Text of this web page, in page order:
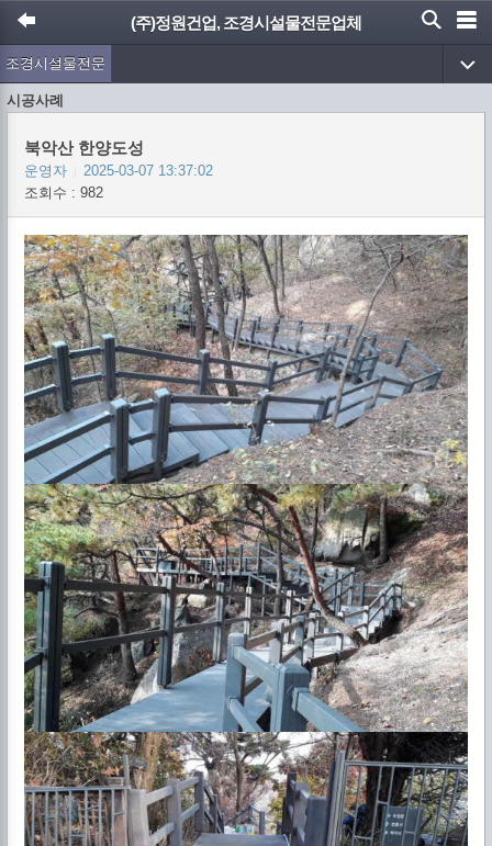
(주)정원건업, 조경시설물전문업체
조경시설물전문
업체 (주)정원건
업
시공사례
북악산 한양도성
운영자
2025-03-07 13:37:02
조회수 : 982